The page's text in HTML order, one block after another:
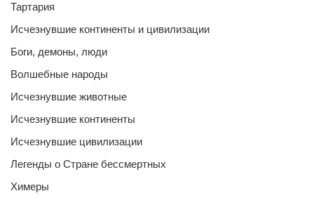
Тартария
Исчезнувшие континенты и цивилизации
Боги, демоны, люди
Волшебные народы
Исчезнувшие животные
Исчезнувшие континенты
Исчезнувшие цивилизации
Легенды о Стране бессмертных
Химеры